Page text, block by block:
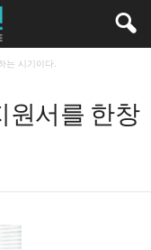
는 시기이다.
원서를 한창